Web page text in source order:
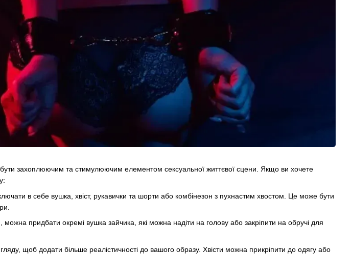
бути захоплюючим та стимулюючим елементом сексуальної життєвої сцени. Якщо ви хочете
в себе вушка, хвіст, рукавички та шорти або комбінезон з пухнастим хвостом. Це може бути
придбати окремі вушка зайчика, які можна надіти на голову або закріпити на обручі для
щоб додати більше реалістичності до вашого образу. Хвісти можна прикріпити до одягу або